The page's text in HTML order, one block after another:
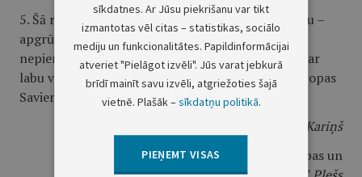
5. Šā rīkojuma 4.3. apakšpunktā minēto aizliegumu –
apgrūtināt nekustamo īpašumu ar hipotēku –
nepiemēro, ja nekustamais īpašums tiek ieķīlāts par
labu valstij (Valsts kases personā), lai saņemtu Eiropas
Savienības fondu atbalstu.
A. K. Kariņš
Vides aizsardzības un
sīkdatnes. Ar Jūsu piekrišanu var tikt
izmantotas vēl citas – statistikas, sociālo
mediju un funkcionalitātes. Papildinformācijai
atveriet "Pielāgot izvēli". Jūs varat jebkurā
brīdī mainīt savu izvēli, atgriežoties šajā
vietnē. Plašāk –sīkdatņu politikā.
PIEŅEMT VISAS